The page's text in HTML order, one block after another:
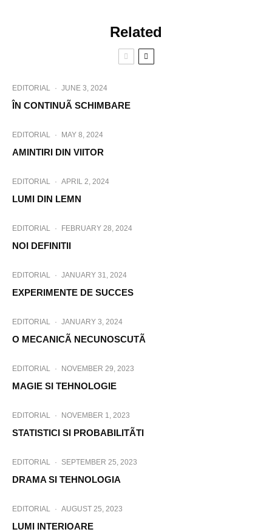
Related
EDITORIAL · JUNE 3, 2024
ÎN CONTINUÃ SCHIMBARE
EDITORIAL · MAY 8, 2024
AMINTIRI DIN VIITOR
EDITORIAL · APRIL 2, 2024
LUMI DIN LEMN
EDITORIAL · FEBRUARY 28, 2024
NOI DEFINITII
EDITORIAL · JANUARY 31, 2024
EXPERIMENTE DE SUCCES
EDITORIAL · JANUARY 3, 2024
O MECANICÃ NECUNOSCUTÃ
EDITORIAL · NOVEMBER 29, 2023
MAGIE SI TEHNOLOGIE
EDITORIAL · NOVEMBER 1, 2023
STATISTICI SI PROBABILITÃTI
EDITORIAL · SEPTEMBER 25, 2023
DRAMA SI TEHNOLOGIA
EDITORIAL · AUGUST 25, 2023
LUMI INTERIOARE